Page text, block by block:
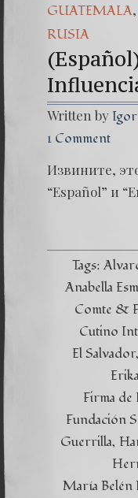
GUATEMALA,
RUSIA
Written by
1 Comment
Извините,
“Español” и
Tags:
Anabella
Comte &
Cutino
El Salvador
Firma de
Fundación
Guerrilla
María Belén